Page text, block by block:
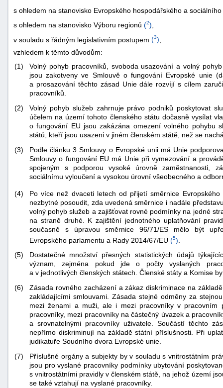
s ohledem na stanovisko Evropského hospodářského a
s ohledem na stanovisko Výboru regionů (2)
v souladu s řádným legislativním postupem (3)
vzhledem k těmto důvodům:
(1)
Volný pohyb pracovníků, svoboda usazování a volný
jsou zakotveny ve Smlouvě o fungování Evropské unie
a prosazování těchto zásad Unie dále rozvíjí s cílem
pracovníků.
(2)
Volný pohyb služeb zahrnuje právo podniků poskytovat
účelem na území tohoto členského státu dočasně vysílat
o fungování EU jsou zakázána omezení volného pohybu
států, kteří jsou usazeni v jiném členském státě, než se
(3)
Podle článku 3 Smlouvy o Evropské unii má Unie
Smlouvy o fungování EU má Unie při vymezování a
spojeným s podporou vysoké úrovně zaměstnanosti,
sociálnímu vyloučení a vysokou úrovní všeobecného a
(4)
Po více než dvaceti letech od přijetí směrnice
nezbytné posoudit, zda uvedená směrnice i nadále
volný pohyb služeb a zajišťovat rovné podmínky na jedné
na straně druhé. K zajištění jednotného uplatňování
současně s úpravou směrnice 96/71/ES mělo být
Evropského parlamentu a Rady 2014/67/EU (5)
(5)
Dostatečné množství přesných statistických údajů
význam, zejména pokud jde o počty vyslaných
a v jednotlivých členských státech. Členské státy a Komise
(6)
Zásada rovného zacházení a zákaz diskriminace na
zakládajícími smlouvami. Zásada stejné odměny za
mezi ženami a muži, ale i mezi pracovníky v pracovním
pracovníky, mezi pracovníky na částečný úvazek a
a srovnatelnými pracovníky uživatele. Součástí těchto
nepřímo diskriminují na základě státní příslušnosti. Při
judikatuře Soudního dvora Evropské unie.
(7)
Příslušné orgány a subjekty by v souladu s vnitrostátním
jsou pro vyslané pracovníky podmínky ubytování
s vnitrostátními pravidly v členském státě, na jehož území
se také vztahují na vyslané pracovníky.
+náhrady